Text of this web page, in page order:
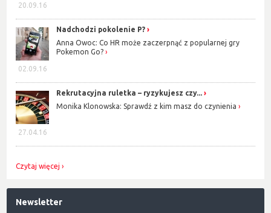
20.09.16
02.09.16
Nadchodzi pokolenie P?
Anna Owoc: Co HR może zaczerpnąć z popularnej gry
Pokemon Go?
27.04.16
Rekrutacyjna ruletka – ryzykujesz czy...
Monika Klonowska: Sprawdź z kim masz do czynienia
Czytaj więcej
Newsletter